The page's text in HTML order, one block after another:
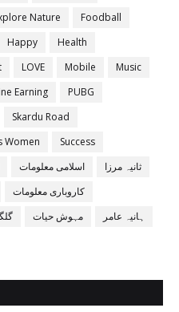
Nature
Foodball
Happy
Health
LOVE Mobile
Music
Earning
PUBG
Skardu Road
Women
Success
اسلامی معلومات
ثانیہ مرزا
کاروباری معلومات
مہوش حیات
ہانیہ عامر